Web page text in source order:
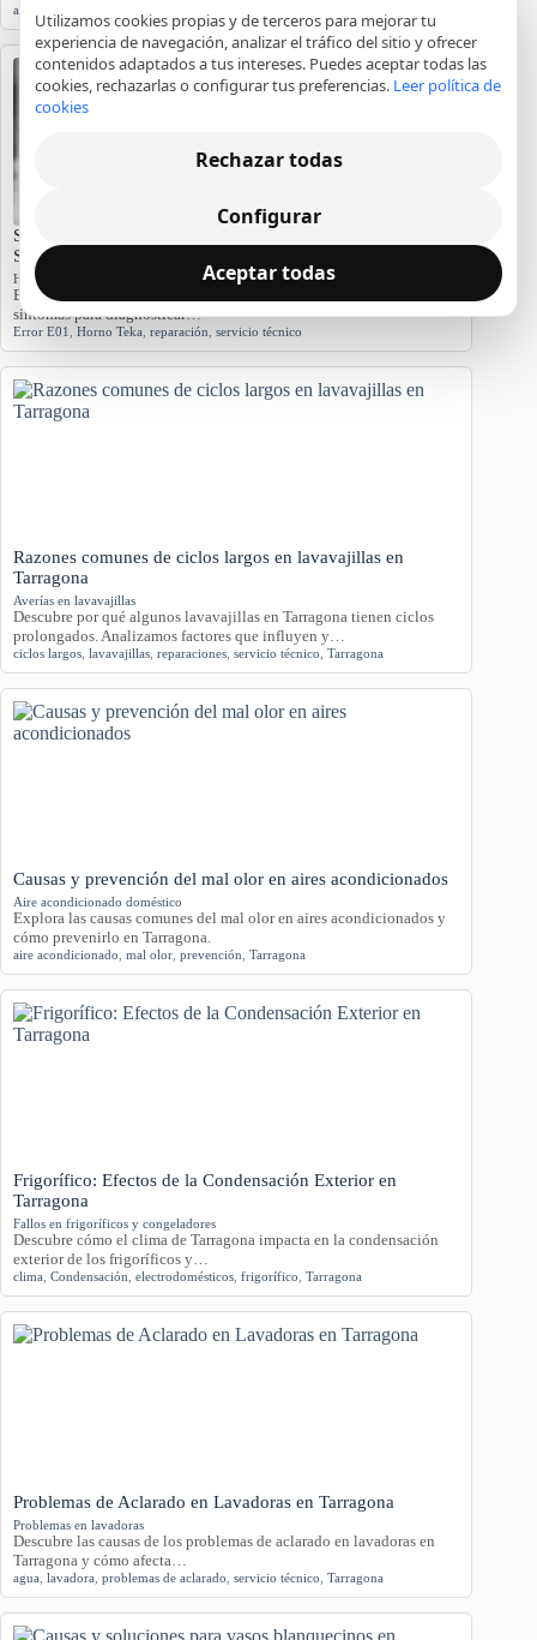
agua
Significado del Error E01 en Hornos Teka: Causas y
Soluciones
Hornos y placas de cocina
El error E01 en hornos Teka indica problemas. Conozca sus causas y
síntomas para diagnosticar…
Error E01 Horno Teka reparación servicio técnico
Razones comunes de ciclos largos en lavavajillas en
Tarragona
Averías en lavavajillas
Descubre por qué algunos lavavajillas en Tarragona tienen ciclos
prolongados. Analizamos factores que influyen y…
ciclos largos lavavajillas reparaciones servicio técnico Tarragona
Causas y prevención del mal olor en aires acondicionados
Aire acondicionado doméstico
Explora las causas comunes del mal olor en aires acondicionados y
cómo prevenirlo en Tarragona.
aire acondicionado mal olor prevención Tarragona
Frigorífico: Efectos de la Condensación Exterior en
Tarragona
Fallos en frigoríficos y congeladores
Descubre cómo el clima de Tarragona impacta en la condensación
exterior de los frigoríficos y…
clima Condensación electrodomésticos frigorífico Tarragona
Problemas de Aclarado en Lavadoras en Tarragona
Problemas en lavadoras
Descubre las causas de los problemas de aclarado en lavadoras en
Tarragona y cómo afecta…
agua lavadora problemas de aclarado servicio técnico Tarragona
Utilizamos cookies propias y de terceros para mejorar tu
experiencia de navegación, analizar el tráfico del sitio y ofrecer
contenidos adaptados a tus intereses. Puedes aceptar todas las
cookies, rechazarlas o configurar tus preferencias. Leer política de
cookies
Rechazar todas
Configurar
Aceptar todas